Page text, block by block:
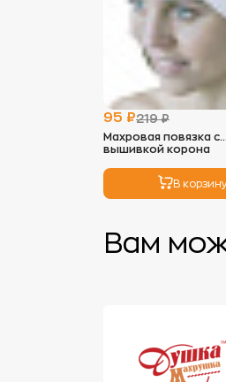
95 ₽219 ₽
Махровая повязка с
вышивкой корона
В
Вам